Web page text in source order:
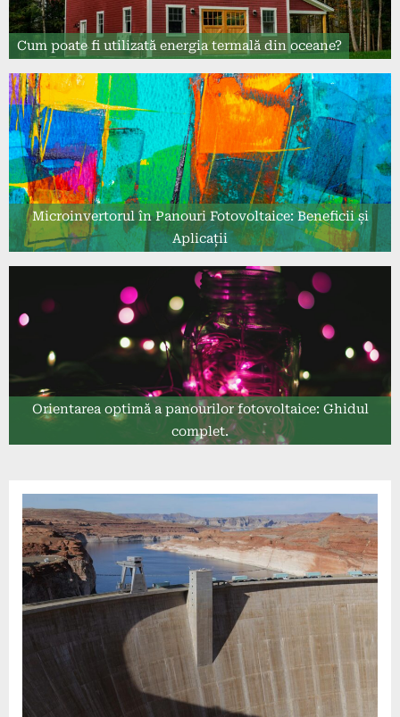
Cum poate fi utilizată energia termală din oceane?
Microinvertorul în Panouri Fotovoltaice: Beneficii și
Aplicații
Orientarea optimă a panourilor fotovoltaice: Ghidul
complet.